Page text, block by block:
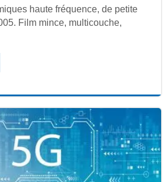
haute fréquence, de petite
Film mince, multicouche,